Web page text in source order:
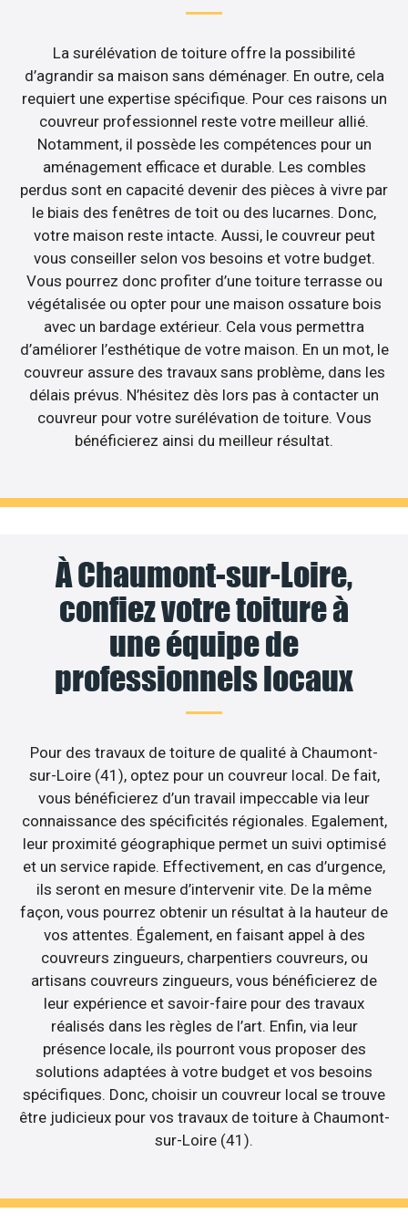
La surélévation de toiture offre la possibilité
d’agrandir sa maison sans déménager. En outre, cela
requiert une expertise spécifique. Pour ces raisons un
couvreur professionnel reste votre meilleur allié.
Notamment, il possède les compétences pour un
aménagement efficace et durable. Les combles
perdus sont en capacité devenir des pièces à vivre par
le biais des fenêtres de toit ou des lucarnes. Donc,
votre maison reste intacte. Aussi, le couvreur peut
vous conseiller selon vos besoins et votre budget.
Vous pourrez donc profiter d’une toiture terrasse ou
végétalisée ou opter pour une maison ossature bois
avec un bardage extérieur. Cela vous permettra
d’améliorer l’esthétique de votre maison. En un mot, le
couvreur assure des travaux sans problème, dans les
délais prévus. N’hésitez dès lors pas à contacter un
couvreur pour votre surélévation de toiture. Vous
bénéficierez ainsi du meilleur résultat.
À Chaumont-sur-Loire,
confiez votre toiture à
une équipe de
professionnels locaux
Pour des travaux de toiture de qualité à Chaumont-
sur-Loire (41), optez pour un couvreur local. De fait,
vous bénéficierez d’un travail impeccable via leur
connaissance des spécificités régionales. Egalement,
leur proximité géographique permet un suivi optimisé
et un service rapide. Effectivement, en cas d’urgence,
ils seront en mesure d’intervenir vite. De la même
façon, vous pourrez obtenir un résultat à la hauteur de
vos attentes. Également, en faisant appel à des
couvreurs zingueurs, charpentiers couvreurs, ou
artisans couvreurs zingueurs, vous bénéficierez de
leur expérience et savoir-faire pour des travaux
réalisés dans les règles de l’art. Enfin, via leur
présence locale, ils pourront vous proposer des
solutions adaptées à votre budget et vos besoins
spécifiques. Donc, choisir un couvreur local se trouve
être judicieux pour vos travaux de toiture à Chaumont-
sur-Loire (41).